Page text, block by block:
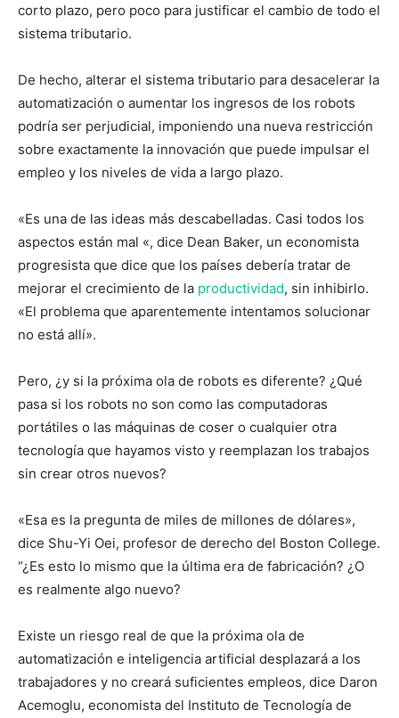
corto plazo, pero poco para justificar el cambio de todo el
sistema tributario.
De hecho, alterar el sistema tributario para desacelerar la
automatización o aumentar los ingresos de los robots
podría ser perjudicial, imponiendo una nueva restricción
sobre exactamente la innovación que puede impulsar el
empleo y los niveles de vida a largo plazo.
«Es una de las ideas más descabelladas. Casi todos los
aspectos están mal «, dice Dean Baker, un economista
progresista que dice que los países debería tratar de
mejorar el crecimiento de la productividad, sin inhibirlo.
«El problema que aparentemente intentamos solucionar
no está allí».
Pero, ¿y si la próxima ola de robots es diferente? ¿Qué
pasa si los robots no son como las computadoras
portátiles o las máquinas de coser o cualquier otra
tecnología que hayamos visto y reemplazan los trabajos
sin crear otros nuevos?
«Esa es la pregunta de miles de millones de dólares»,
dice Shu-Yi Oei, profesor de derecho del Boston College.
“¿Es esto lo mismo que la última era de fabricación? ¿O
es realmente algo nuevo?
Existe un riesgo real de que la próxima ola de
automatización e inteligencia artificial desplazará a los
trabajadores y no creará suficientes empleos, dice Daron
Acemoglu, economista del Instituto de Tecnología de